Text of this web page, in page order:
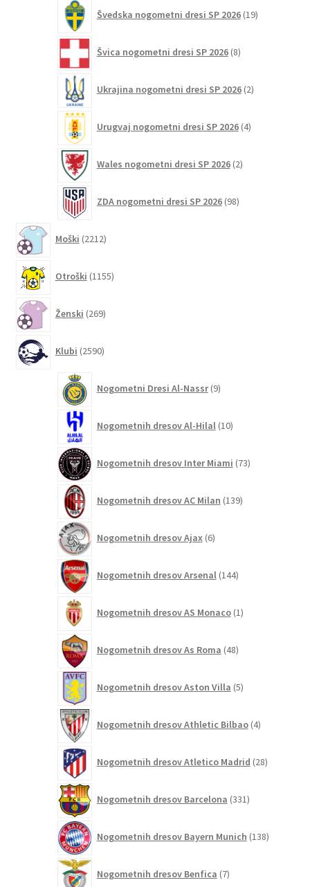
Švedska nogometni dresi SP 2026 19izdelkov
Švica nogometni dresi SP 2026 8izdelkov
Ukrajina nogometni dresi SP 2026 2izdelka
Urugvaj nogometni dresi SP 2026 4izdelki
Wales nogometni dresi SP 2026 2izdelka
ZDA nogometni dresi SP 2026 98izdelkov
Moški 2212izdelkov
Otroški 1155izdelkov
Ženski 269izdelkov
Klubi 2590izdelkov
Nogometni Dresi Al-Nassr 9izdelkov
Nogometnih dresov Al-Hilal 10izdelkov
Nogometnih dresov Inter Miami 73izdelkov
Nogometnih dresov AC Milan 139izdelkov
Nogometnih dresov Ajax 6izdelkov
Nogometnih dresov Arsenal 144izdelkov
Nogometnih dresov AS Monaco 1izdelek
Nogometnih dresov As Roma 48izdelkov
Nogometnih dresov Aston Villa 5izdelkov
Nogometnih dresov Athletic Bilbao 4izdelki
Nogometnih dresov Atletico Madrid 28izdelkov
Nogometnih dresov Barcelona 331izdelkov
Nogometnih dresov Bayern Munich 138izdelkov
Nogometnih dresov Benfica 7izdelkov